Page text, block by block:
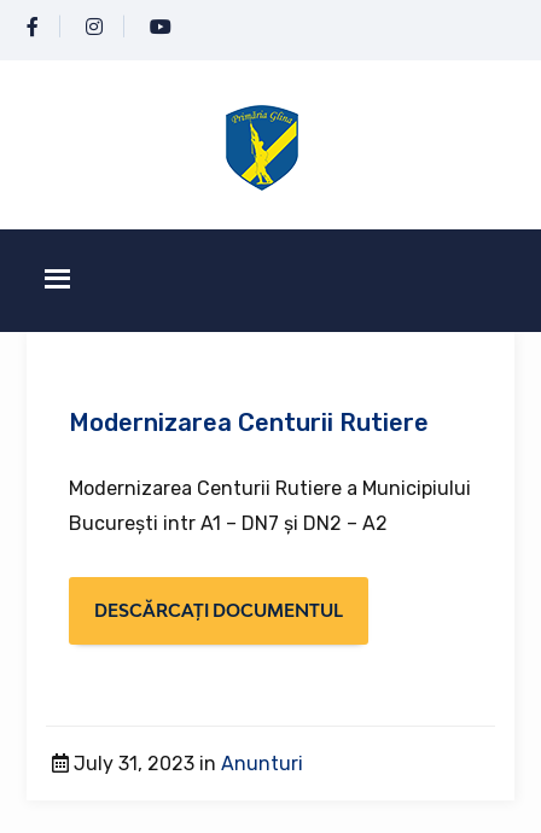
Modernizarea Centurii Rutiere
Modernizarea Centurii Rutiere a Municipiului
București intr A1 – DN7 și DN2 – A2
DESCĂRCAȚI DOCUMENTUL
July 31, 2023 inAnunturi